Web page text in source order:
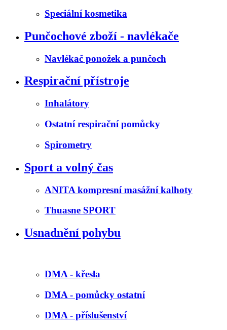
Speciální kosmetika
Punčochové zboží - navlékače
Navlékač ponožek a punčoch
Respirační přístroje
Inhalátory
Ostatní respirační pomůcky
Spirometry
Sport a volný čas
ANITA kompresní masážní kalhoty
Thuasne SPORT
Usnadnění pohybu
DMA - křesla
DMA - pomůcky ostatní
DMA - příslušenství